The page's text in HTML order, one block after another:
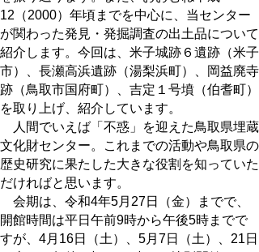
12（2000）年頃までを中心に、当センター
が関わった発見・発掘調査の出土品について
紹介します。今回は、米子城跡６遺跡（米子
市）、長瀬高浜遺跡（湯梨浜町）、岡益廃寺
跡（鳥取市国府町）、吉定１号墳（伯耆町）
を取り上げ、紹介しています。
人間でいえば「不惑」を迎えた鳥取県埋蔵
文化財センター。これまでの活動や鳥取県の
歴史研究に果たした大きな役割を知っていた
だければと思います。
会期は、令和4年5月27日（金）までで、
開館時間は平日午前9時から午後5時までで
すが、4月16日（土）、5月7日（土）、21日